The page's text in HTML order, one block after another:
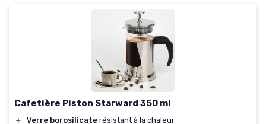
Cafetière Piston Starward 350 ml
＋ Verre borosilicate résistant à la chaleur